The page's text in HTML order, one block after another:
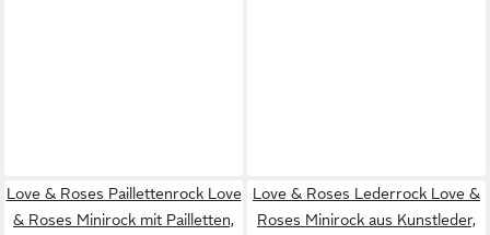
Love & Roses Paillettenrock Love
& Roses Minirock mit Pailletten,
Love & Roses Lederrock Love &
Roses Minirock aus Kunstleder,